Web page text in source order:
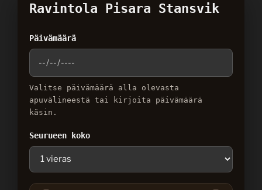
Ravintola Pisara Stansvik
Päivämäärä
Valitse päivämäärä alla olevasta
apuvälineestä tai kirjoita päivämäärä
käsin.
Seurueen koko